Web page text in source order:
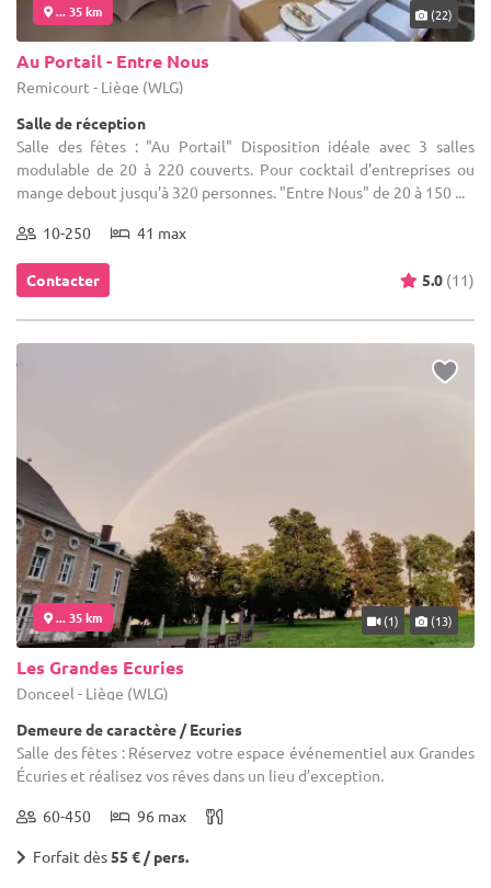
... 35 km (22)
Au Portail - Entre Nous
Remicourt - Liège (WLG)
Salle de réception
Salle des fêtes : "Au Portail" Disposition idéale avec 3 salles
modulable de 20 à 220 couverts. Pour cocktail d'entreprises ou
mange debout jusqu'à 320 personnes. "Entre Nous" de 20 à 150 ...
10-250 41 max
Contacter 5.0 (11)
... 35 km (1) (13)
Les Grandes Ecuries
Donceel - Liège (WLG)
Demeure de caractère / Ecuries
Salle des fêtes : Réservez votre espace événementiel aux Grandes
Écuries et réalisez vos rêves dans un lieu d’exception.
60-450 96 max
Forfait dès55 € / pers.